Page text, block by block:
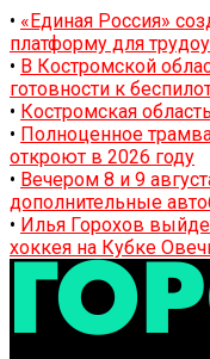
• «Единая Россия»
платформу для
• В Костромской
готовности к
• Костромская
• Полноценное
откроют в 2026 году
• Вечером 8 и 9
дополнительные
• Илья Горохов
хоккея на Кубке